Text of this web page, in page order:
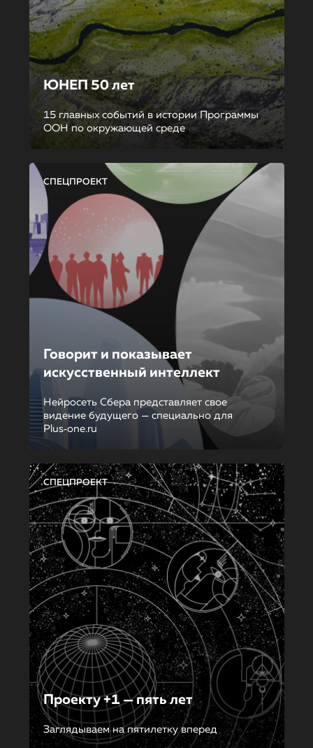
ЮНЕП 50 лет
15 главных событий в истории Программы
ООН по окружающей среде
СПЕЦПРОЕКТ
Говорит и показывает
искусственный интеллект
Нейросеть Сбера представляет свое
видение будущего — специально для
Plus‑one.ru
СПЕЦПРОЕКТ
Проекту +1 — пять лет
Заглядываем на пятилетку вперед